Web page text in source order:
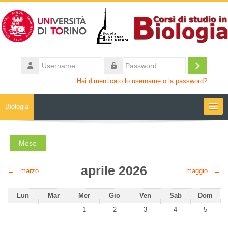
Username
Login
Hai dimenticato lo username o la password?
Biologia
Mese
← marzo aprile 2026 maggio →
Lunedi
Lun Martedì
Mar Mercoledì
Mer Giovedì
Gio Venerdì
Ven Sabato
Sab
Dom
Nessun evento, mercoledì 1 aprile
1 Nessun evento, giovedì 2 aprile
2 Nessun evento, venerdì 3
3 Nessun evento,
4 Nessun
5